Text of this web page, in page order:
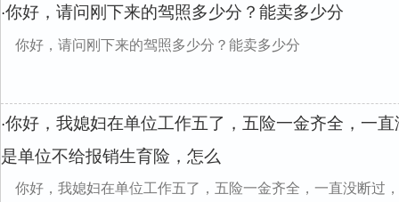
·你好，请问刚下来的驾照多少分？能卖多少分
你好，请问刚下来的驾照多少分？能卖多少分
·你好，我媳妇在单位工作五了，五险一金齐全，一
是单位不给报销生育险，怎么
你好，我媳妇在单位工作五了，五险一金齐全，一直没断过